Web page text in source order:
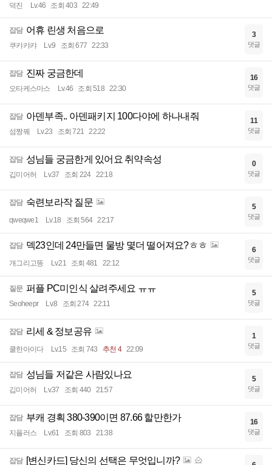
덕진 Lv.46 조회 403 22:49
잡담 어휴 린생 처음으로
쿠캬캬캬 Lv.9 조회 677 22:33
3
댓글
잡담 진짜 궁금한데
오타케스마스 Lv.46 조회 518 22:30
16
댓글
잡담 아덴부족.. 아덴패키지 100다야에 하나내줘
섬짱꿰 Lv.23 조회 721 22:22
11
댓글
잡담 성님들 궁금한게 있어요 취약속성
깁미어허 Lv.37 조회 224 22:18
0
댓글
잡담 숙련보라작 질문
qweqwe1 Lv.18 조회 564 22:17
5
댓글
잡담 덱23인데 24만들면 물방 몇더 떨어져요?ㅎㅎ
개그리고똥 Lv.21 조회 481 22:12
6
댓글
질문 퍼플 PC미인식 살려주세요 ㅠㅠ
Seoheepr Lv.8 조회 274 22:11
5
댓글
잡담 리세 & 정보공유
쿨한아이다 Lv.15 조회 743 추천 4 22:09
1
댓글
잡담 성님들 저같은 사람있나요
깁미어허 Lv.37 조회 440 21:57
5
댓글
잡담 부캐 경획 380-390이면 87.66 할만한가
지플러스 Lv.61 조회 803 21:38
16
댓글
잡담 [변신카드] 당신의 선택은 무엇입니까?